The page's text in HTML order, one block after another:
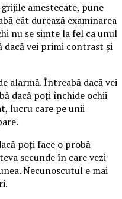
amestecate, pune
cât durează examinarea
nu se simte la fel ca unul
dacă vei primi contrast și
alarmă. Întreabă dacă vei
dacă poți închide ochii
lucru care pe unii
poți face o probă
secunde în care vezi
Necunoscutul e mai